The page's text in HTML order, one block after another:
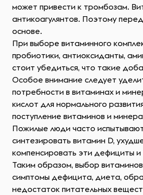
может привести к тромбозам.
антикоагулянтов. Поэтому
основе.
При выборе витаминного
пробиотики, антиоксиданты,
стоит убедиться, что такие
Особое внимание следует
потребности в витаминах и
кислот для нормального
поступление витаминов и
Пожилые люди часто
синтезировать витамин D,
компенсировать эти дефициты
Таким образом, выбор
симптомы дефицита, диета,
недостаток питательных